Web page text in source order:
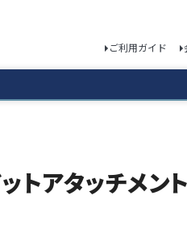
ご利用ガイド
トアタッチメン